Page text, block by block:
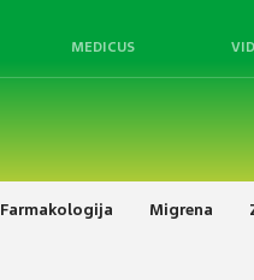
MEDICUS
Farmakologija Migrena